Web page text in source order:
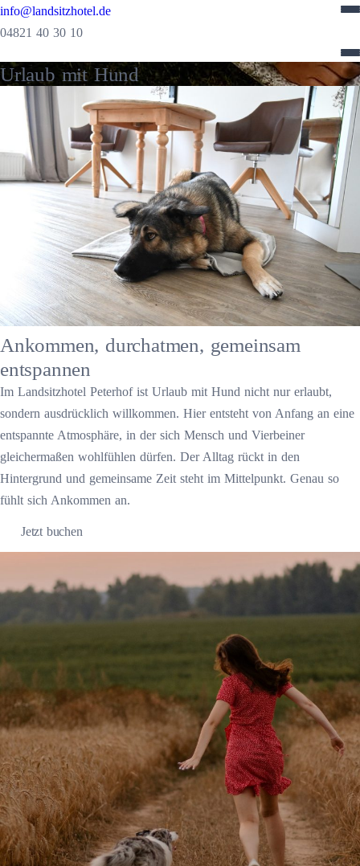
info@landsitzhotel.de
04821 40 30 10
Urlaub mit Hund
Ankommen, durchatmen, gemeinsam
entspannen
Im Landsitzhotel Peterhof ist Urlaub mit Hund nicht nur erlaubt,
sondern ausdrücklich willkommen. Hier entsteht von Anfang an eine
entspannte Atmosphäre, in der sich Mensch und Vierbeiner
gleichermaßen wohlfühlen dürfen. Der Alltag rückt in den
Hintergrund und gemeinsame Zeit steht im Mittelpunkt. Genau so
fühlt sich Ankommen an.
Jetzt buchen